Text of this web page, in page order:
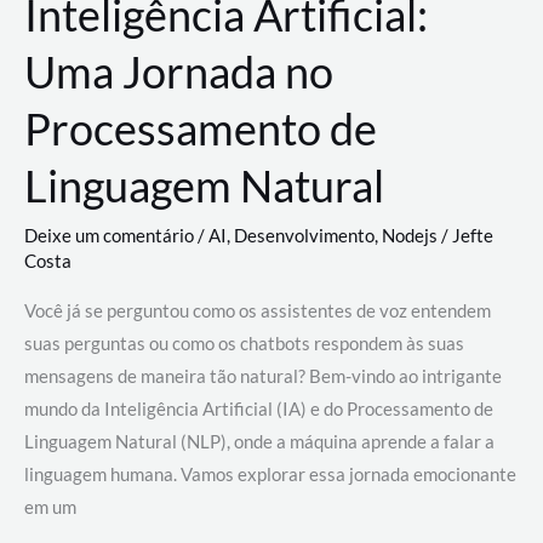
Inteligência Artificial:
Uma Jornada no
Processamento de
Linguagem Natural
Deixe um comentário/AI, Desenvolvimento, Nodejs / Jefte
Costa
Você já se perguntou como os assistentes de voz entendem
suas perguntas ou como os chatbots respondem às suas
mensagens de maneira tão natural? Bem-vindo ao intrigante
mundo da Inteligência Artificial (IA) e do Processamento de
Linguagem Natural (NLP), onde a máquina aprende a falar a
linguagem humana. Vamos explorar essa jornada emocionante
em um